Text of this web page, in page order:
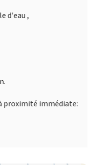
d'eau ,
proximité immédiate: